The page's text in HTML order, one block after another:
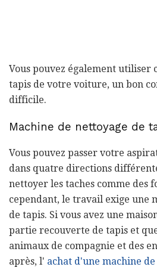
Vous pouvez également utiliser
tapis de votre voiture, un bon
difficile.
Machine de nettoyage de
Vous pouvez passer votre
dans quatre directions
nettoyer les taches comme des
cependant, le travail exige une
de tapis. Si vous avez une
partie recouverte de tapis et
animaux de compagnie et des
après, l' achat d'une machine